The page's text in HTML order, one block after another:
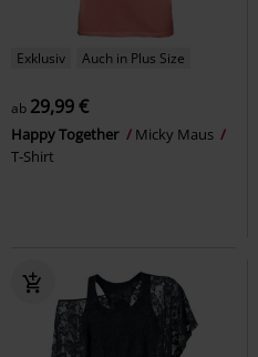
Exklusiv Auch in Plus Size
ab 29,99 €
Happy Together
Micky Maus
T-Shirt